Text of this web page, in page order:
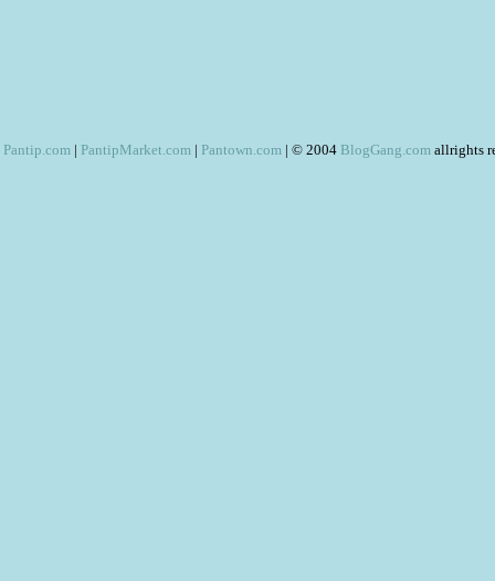
Pantip.com | PantipMarket.com | Pantown.com | © 2004 BlogGang.com allrights